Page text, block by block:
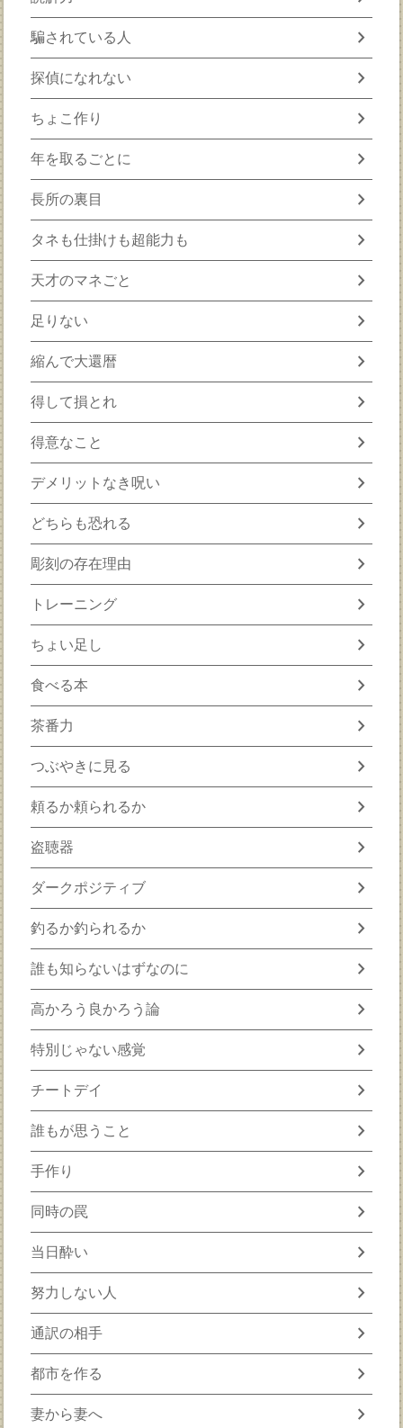
騙されている人 chevron_right
探偵になれない chevron_right
ちょこ作り chevron_right
年を取るごとに chevron_right
長所の裏目 chevron_right
タネも仕掛けも超能力も chevron_right
天才のマネごと chevron_right
足りない chevron_right
縮んで大還暦 chevron_right
得して損とれ chevron_right
得意なこと chevron_right
デメリットなき呪い chevron_right
どちらも恐れる chevron_right
彫刻の存在理由 chevron_right
トレーニング chevron_right
ちょい足し chevron_right
食べる本 chevron_right
茶番力 chevron_right
つぶやきに見る chevron_right
頼るか頼られるか chevron_right
盗聴器 chevron_right
ダークポジティブ chevron_right
釣るか釣られるか chevron_right
誰も知らないはずなのに chevron_right
高かろう良かろう論 chevron_right
特別じゃない感覚 chevron_right
チートデイ chevron_right
誰もが思うこと chevron_right
手作り chevron_right
同時の罠 chevron_right
当日酔い chevron_right
努力しない人 chevron_right
通訳の相手 chevron_right
都市を作る chevron_right
妻から妻へ chevron_right